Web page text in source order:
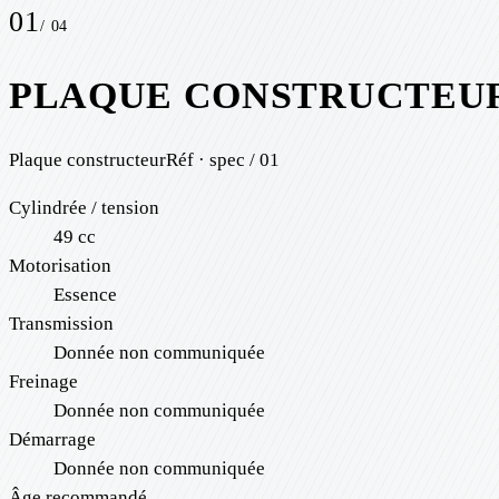
01/ 04
PLAQUE
Plaque constructeurRéf · spec / 01
Cylindrée / tension
49 cc
Motorisation
Essence
Transmission
Donnée non communiquée
Freinage
Donnée non communiquée
Démarrage
Donnée non communiquée